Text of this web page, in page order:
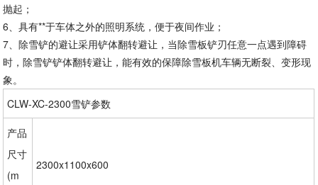
抛起；
6、具有**于车体之外的照明系统，便于夜间作业；
7、除雪铲的避让采用铲体翻转避让，当除雪板铲刃任意一点遇到障碍
时，除雪铲铲体翻转避让，能有效的保障除雪板机车辆无断裂、变形现
象。
CLW-XC-2300雪铲参数
产品
尺寸
(m
2300x1100x600